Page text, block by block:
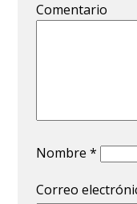
Comentario
Nombre*
Correo